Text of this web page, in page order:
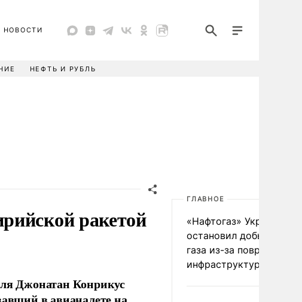
НОВОСТИ
НЕФТЬ И РУБЛЬ
ракетой
Джонатан Конрикус
ГЛАВНОЕ
«Нафтогаз» Украины
остановил добычу
газа из-за повреждения
инфраструктуры